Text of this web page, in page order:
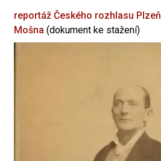
reportáž Českého rozhlasu Plzeň
Mošna (dokument ke stažení)